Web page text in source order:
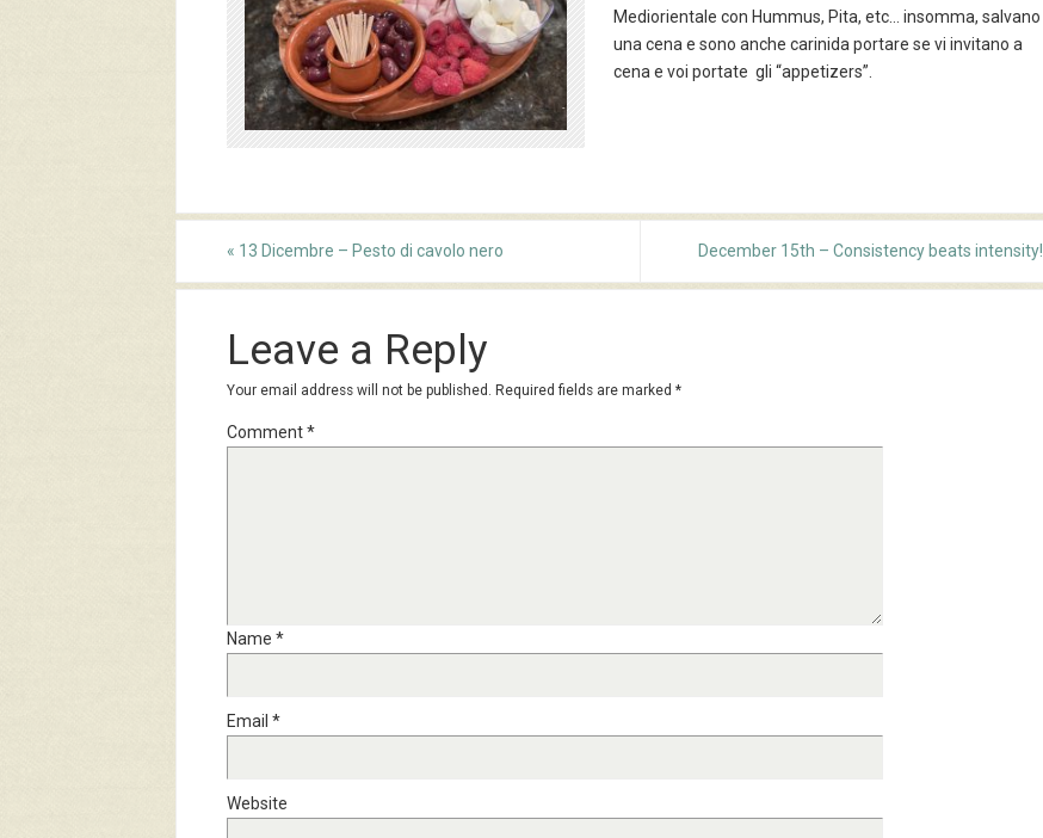
Mediorientale con Hummus, Pita, etc… insomma, salvano
una cena e sono anche carinida portare se vi invitano a
cena e voi portate gli “appetizers”.
« 13 Dicembre – Pesto di cavolo nero December 15th – Consistency beats intensity!
Leave a Reply
Your email address will not be published. Required fields are marked *
Comment*
Name *
Email *
Website